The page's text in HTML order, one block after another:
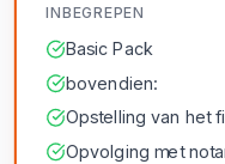
INBEGREPEN
Basic Pack
bovendien:
Opstelling van het
Opvolging met